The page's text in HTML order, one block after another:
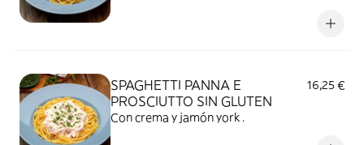
SPAGHETTI PANNA E
PROSCIUTTO SIN GLUTEN
16,25 €
Con crema y jamón york .